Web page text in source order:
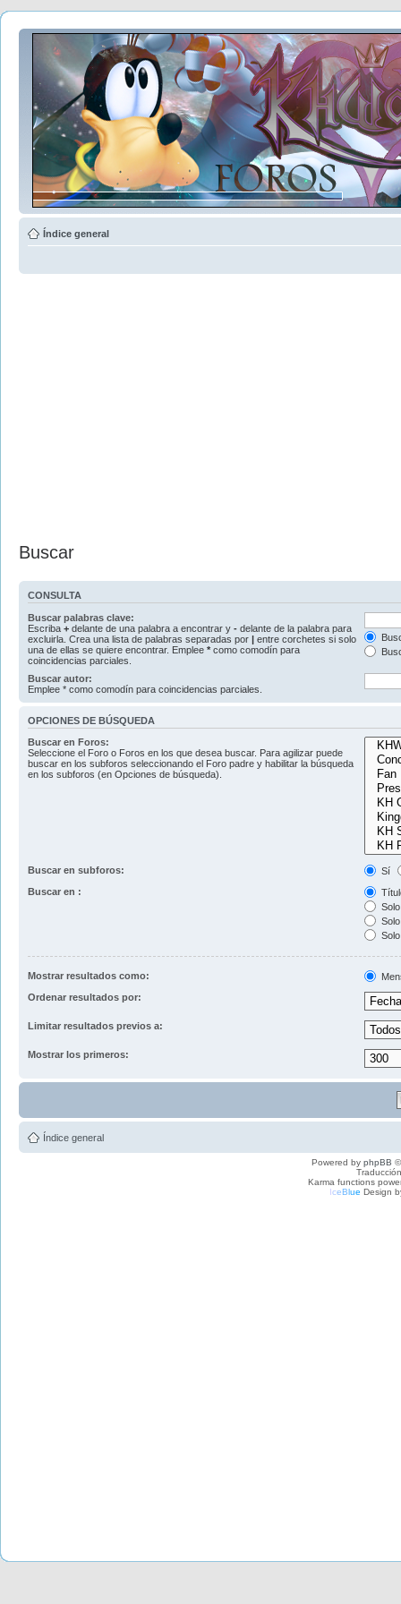
Índice general
Buscar
CONSULTA
Buscar palabras clave:
Escriba + delante de una palabra a encontrar y - delante de la palabra para
excluirla. Crea una lista de palabras separadas por | entre corchetes si solo
una de ellas se quiere encontrar. Emplee * como comodín para
coincidencias parciales.
Buscar autor:
Emplee * como comodín para coincidencias parciales.
OPCIONES DE BÚSQUEDA
Buscar en Foros:
Seleccione el Foro o Foros en los que desea buscar. Para agilizar puede
buscar en los subforos seleccionando el Foro padre y habilitar la búsqueda
en los subforos (en Opciones de búsqueda).
Buscar en subforos:
Sí
Buscar en :
Mostrar resultados como:
Ordenar resultados por:
Limitar resultados previos a:
Mostrar los primeros:
Índice general
Powered by phpBB
Karma functions
IceBlue Design